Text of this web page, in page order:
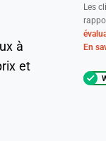
à
et
Les
En